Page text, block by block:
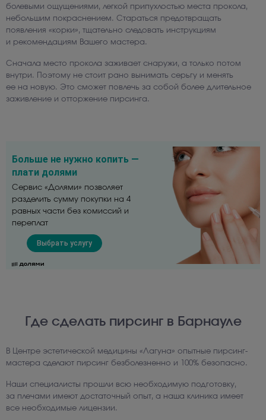
болевыми ощущениями, легкой припухлостью места прокола,
небольшим покраснением. Стараться предотвращать
появления «корки», тщательно следовать инструкциям
и рекомендациям Вашего мастера.
Сначала место прокола заживает снаружи, а только потом
внутри. Поэтому не стоит рано вынимать серьгу и менять
ее на новую. Это сможет повлечь за собой более длительное
заживление и отторжение пирсинга.
Больше не нужно копить —
плати долями
Сервис «Долями» позволяет
разделить сумму покупки на 4
равных части без комиссий и
переплат
Где сделать пирсинг в Барнауле
В Центре эстетической медицины «Лагуна» опытные пирсинг-
мастера сделают пирсинг безболезненно и 100% безопасно.
Наши специалисты прошли всю необходимую подготовку,
за плечами имеют достаточный опыт, а наша клиника имеет
все необходимые лицензии.